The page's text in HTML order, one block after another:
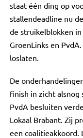
staat één ding op
stallendeadline nu
de struikelblokken
GroenLinks en
loslaten.
De
finish in zicht alsnog
PvdA besluiten
Lokaal Brabant. Zij
een coalitieakkoord.